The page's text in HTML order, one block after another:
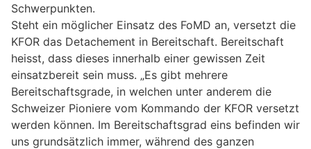
Schwerpunkten.
Steht ein möglicher Einsatz des FoMD an, versetzt die
KFOR das Detachement in Bereitschaft. Bereitschaft
heisst, dass dieses innerhalb einer gewissen Zeit
einsatzbereit sein muss. „Es gibt mehrere
Bereitschaftsgrade, in welchen unter anderem die
Schweizer Pioniere vom Kommando der KFOR versetzt
werden können. Im Bereitschaftsgrad eins befinden wir
uns grundsätzlich immer, während des ganzen